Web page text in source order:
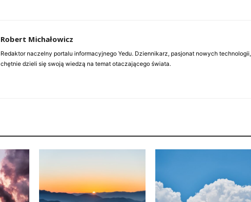
Robert Michałowicz
Redaktor naczelny portalu informacyjnego Yedu. Dziennikarz, pasjonat nowych technologii,
chętnie dzieli się swoją wiedzą na temat otaczającego świata.